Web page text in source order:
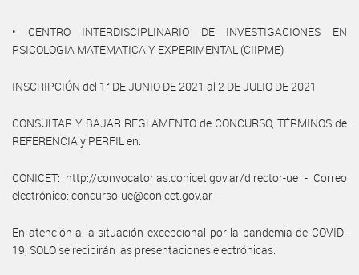
• CENTRO INTERDISCIPLINARIO DE INVESTIGACIONES EN
PSICOLOGIA MATEMATICA Y EXPERIMENTAL (CIIPME)
INSCRIPCIÓN del 1° DE JUNIO DE 2021 al 2 DE JULIO DE 2021
CONSULTAR Y BAJAR REGLAMENTO de CONCURSO, TÉRMINOS de
REFERENCIA y PERFIL en:
CONICET: http://convocatorias.conicet.gov.ar/director-ue - Correo
electrónico: concurso-ue@conicet.gov.ar
En atención a la situación excepcional por la pandemia de COVID-
19, SOLO se recibirán las presentaciones electrónicas.